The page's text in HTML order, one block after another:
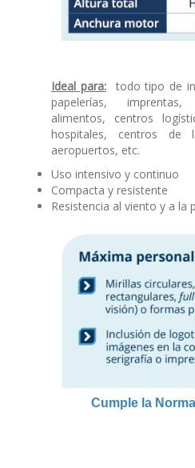
Ideal para:
todo tipo de
papelerías,
alimentos, centros
hospitales, centros de
aeropuertos, etc.
Uso intensivo y continuo
Compacta y resistente
Resistencia al viento y a la
Cumple la